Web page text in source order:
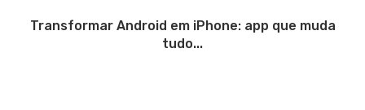
Transformar Android em iPhone: app que muda
tudo...